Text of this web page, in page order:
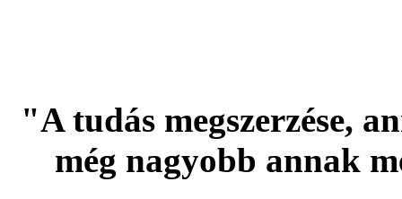
"A tudás megszerzése,
még nagyobb annak